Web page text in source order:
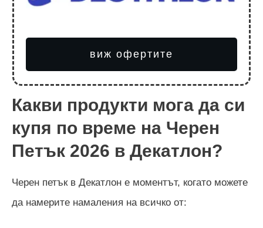
виж офертите
Какви продукти мога да си
купя по време на Черен
Петък 2026 в Декатлон?
Черен петък в Декатлон е моментът, когато можете
да намерите намаления на всичко от: